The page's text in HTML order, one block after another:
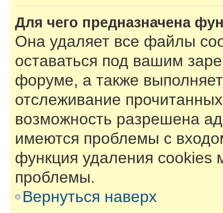
Для чего предназначена
Она удаляет все файлы
оставаться под вашим
форуме, а также
отслеживание
возможность разрешена
имеются проблемы с
функция удаления cookies
проблемы.
Вернуться наверх